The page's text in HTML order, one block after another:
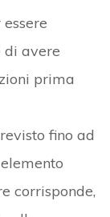
di avere
prima
fino ad
corrisponde,